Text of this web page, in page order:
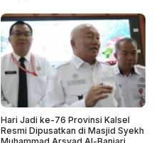
Hari Jadi ke-76 Provinsi Kalsel
Resmi Dipusatkan di Masjid Syekh